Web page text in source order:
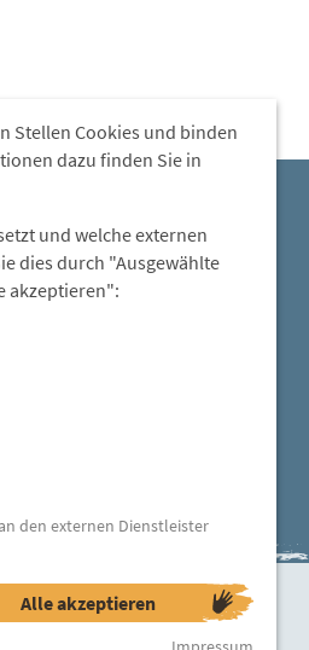
Impressum
Stellen Cookies und binden
dazu finden Sie in
und welche externen
dies durch "Ausgewählte
akzeptieren":
den externen Dienstleister
Alle akzeptieren